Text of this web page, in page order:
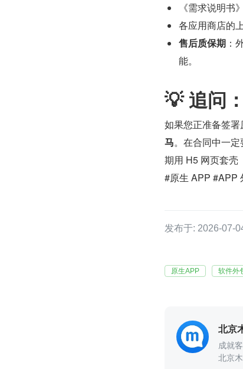
《需求说明书
各应用商店的
售后质保期 ：
能。
💡 追问
如果您正准备签署
马。在合同中一
期用 H5 网页套壳
#原生 APP #APP
发布于: 2026-07-
原生APP 软件外
成就
北京